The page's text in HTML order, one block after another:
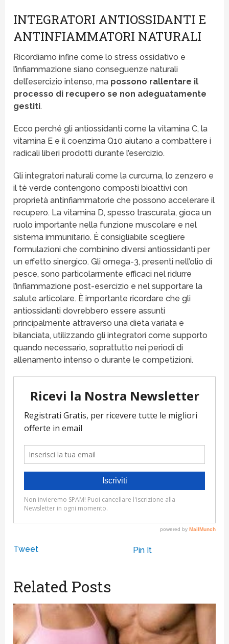
INTEGRATORI ANTIOSSIDANTI E
ANTINFIAMMATORI NATURALI
Ricordiamo infine come lo stress ossidativo e
l’infiammazione siano conseguenze naturali
dell’esercizio intenso, ma possono rallentare il
processo di recupero se non adeguatamente
gestiti.
Ecco perché gli antiossidanti come la vitamina C, la
vitamina E e il coenzima Q10 aiutano a combattere i
radicali liberi prodotti durante l’esercizio.
Gli integratori naturali come la curcuma, lo zenzero e
il tè verde contengono composti bioattivi con
proprietà antinfiammatorie che possono accelerare il
recupero. La vitamina D, spesso trascurata, gioca un
ruolo importante nella funzione muscolare e nel
sistema immunitario. È consigliabile scegliere
formulazioni che combinino diversi antiossidanti per
un effetto sinergico. Gli omega-3, presenti nell’olio di
pesce, sono particolarmente efficaci nel ridurre
l’infiammazione post-esercizio e nel supportare la
salute articolare. È importante ricordare che gli
antiossidanti dovrebbero essere assunti
principalmente attraverso una dieta variata e
bilanciata, utilizzando gli integratori come supporto
quando necessario, soprattutto nei periodi di
allenamento intenso o durante le competizioni.
Tweet Pin It
Related Posts